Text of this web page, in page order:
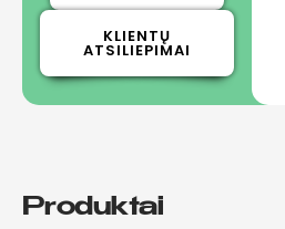
KLIENTŲ
ATSILIEPIMAI
Produktai